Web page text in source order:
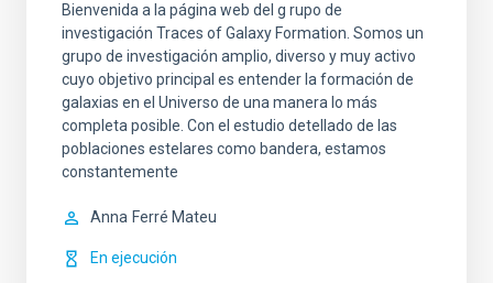
Bienvenida a la página web del g rupo de
investigación Traces of Galaxy Formation. Somos un
grupo de investigación amplio, diverso y muy activo
cuyo objetivo principal es entender la formación de
galaxias en el Universo de una manera lo más
completa posible. Con el estudio detellado de las
poblaciones estelares como bandera, estamos
constantemente
Anna Ferré Mateu
En ejecución